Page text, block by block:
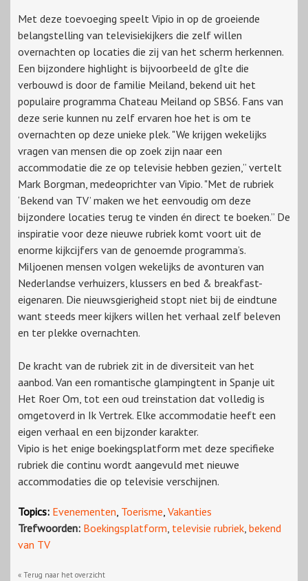
Met deze toevoeging speelt Vipio in op de groeiende
belangstelling van televisiekijkers die zelf willen
overnachten op locaties die zij van het scherm herkennen.
Een bijzondere highlight is bijvoorbeeld de gîte die
verbouwd is door de familie Meiland, bekend uit het
populaire programma Chateau Meiland op SBS6. Fans van
deze serie kunnen nu zelf ervaren hoe het is om te
overnachten op deze unieke plek. "We krijgen wekelijks
vragen van mensen die op zoek zijn naar een
accommodatie die ze op televisie hebben gezien,” vertelt
Mark Borgman, medeoprichter van Vipio. "Met de rubriek
‘Bekend van TV’ maken we het eenvoudig om deze
bijzondere locaties terug te vinden én direct te boeken.” De
inspiratie voor deze nieuwe rubriek komt voort uit de
enorme kijkcijfers van de genoemde programma’s.
Miljoenen mensen volgen wekelijks de avonturen van
Nederlandse verhuizers, klussers en bed & breakfast-
eigenaren. Die nieuwsgierigheid stopt niet bij de eindtune
want steeds meer kijkers willen het verhaal zelf beleven
en ter plekke overnachten.
De kracht van de rubriek zit in de diversiteit van het
aanbod. Van een romantische glampingtent in Spanje uit
Het Roer Om, tot een oud treinstation dat volledig is
omgetoverd in Ik Vertrek. Elke accommodatie heeft een
eigen verhaal en een bijzonder karakter.
Vipio is het enige boekingsplatform met deze specifieke
rubriek die continu wordt aangevuld met nieuwe
accommodaties die op televisie verschijnen.
Topics: Evenementen, Toerisme, Vakanties
Trefwoorden: Boekingsplatform, televisie rubriek, bekend
van TV
« Terug naar het overzicht